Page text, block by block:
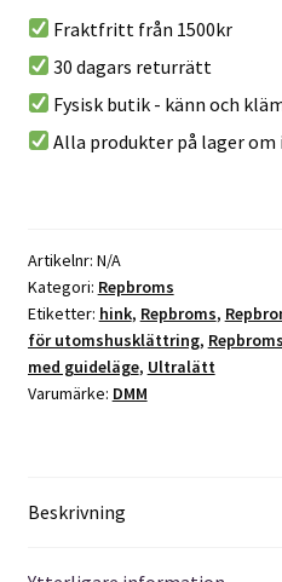
repbroms/hink
med
guide
mode
från
t
e
r
n
v
e
:
Fraktfritt från 1500kr
30 dagars returrätt
Fysisk butik - känn och
Alla produkter på lager om
Artikelnr: N/A
Kategori: Repbroms
Etiketter: hink, Repbroms,
för utomshusklättring,
med guideläge, Ultralätt
Varumärke: DMM
Beskrivning